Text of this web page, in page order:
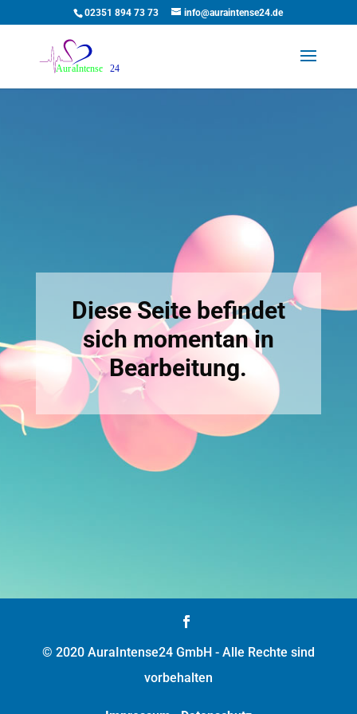
02351 894 73 73 info@auraintense24.de
Diese Seite befindet
sich momentan in
Bearbeitung.
© 2020 AuraIntense24 GmbH - Alle Rechte sind
vorbehalten